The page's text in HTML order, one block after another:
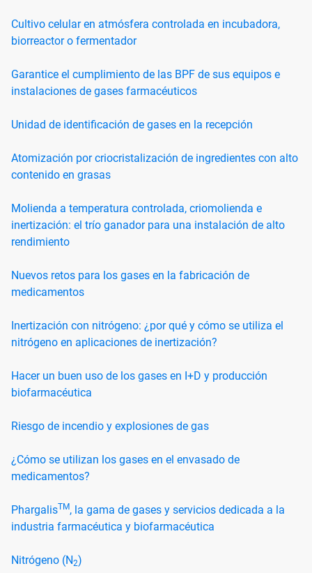
Cultivo celular en atmósfera controlada en incubadora,
biorreactor o fermentador
Garantice el cumplimiento de las BPF de sus equipos e
instalaciones de gases farmacéuticos
Unidad de identificación de gases en la recepción
Atomización por criocristalización de ingredientes con alto
contenido en grasas
Molienda a temperatura controlada, criomolienda e
inertización: el trío ganador para una instalación de alto
rendimiento
Nuevos retos para los gases en la fabricación de
medicamentos
Inertización con nitrógeno: ¿por qué y cómo se utiliza el
nitrógeno en aplicaciones de inertización?
Hacer un buen uso de los gases en I+D y producción
biofarmacéutica
Riesgo de incendio y explosiones de gas
¿Cómo se utilizan los gases en el envasado de
medicamentos?
PhargalisTM, la gama de gases y servicios dedicada a la
industria farmacéutica y biofarmacéutica
Nitrógeno (N2)